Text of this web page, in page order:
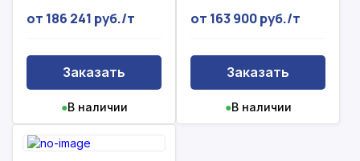
от 186 241 руб./т
Заказать
●В наличии
от 163 900 руб./т
Заказать
●В наличии